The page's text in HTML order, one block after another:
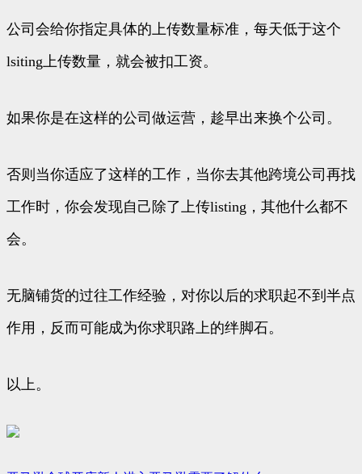
公司会给你指定具体的上传数量标准，每天低于这个
lsiting上传数量，就会被扣工资。
如果你是在这样的公司做运营，趁早出来换个公司。
否则当你适应了这样的工作，当你去其他跨境公司再找
工作时，你会发现自己除了上传listing，其他什么都不
会。
无脑铺货的过往工作经验，对你以后的求职起不到半点
作用，反而可能成为你求职路上的绊脚石。
以上。